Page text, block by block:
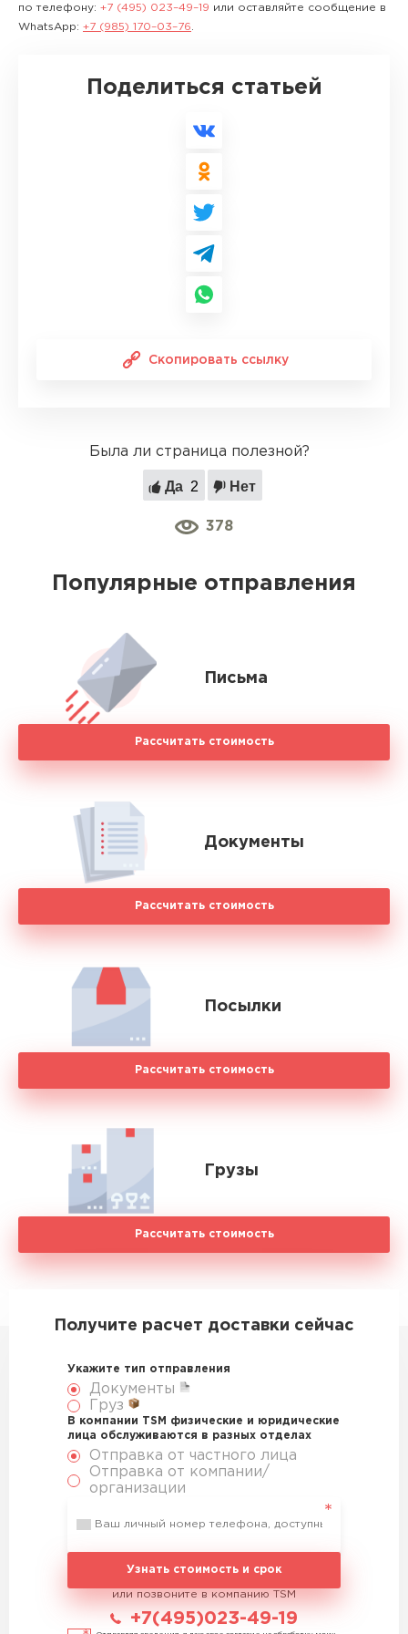
по телефону: +7 (495) 023–49–19 или оставляйте сообщение в
WhatsApp: +7 (985) 170–03–76
Поделиться статьей
Скопировать ссылку
Была ли страница полезной?
Да 2 Нет
378
Популярные отправления
Письма
Рассчитать стоимость
Документы
Рассчитать стоимость
Посылки
Рассчитать стоимость
Грузы
Рассчитать стоимость
Получите расчет доставки сейчас
Укажите тип отправления
Документы
Груз
В компании TSM физические и юридические
лица обслуживаются в разных отделах
Отправка от частного лица
Отправка от компании/
организации
Узнать стоимость и срок
или позвоните в компанию TSM
+7(495)023-49-19